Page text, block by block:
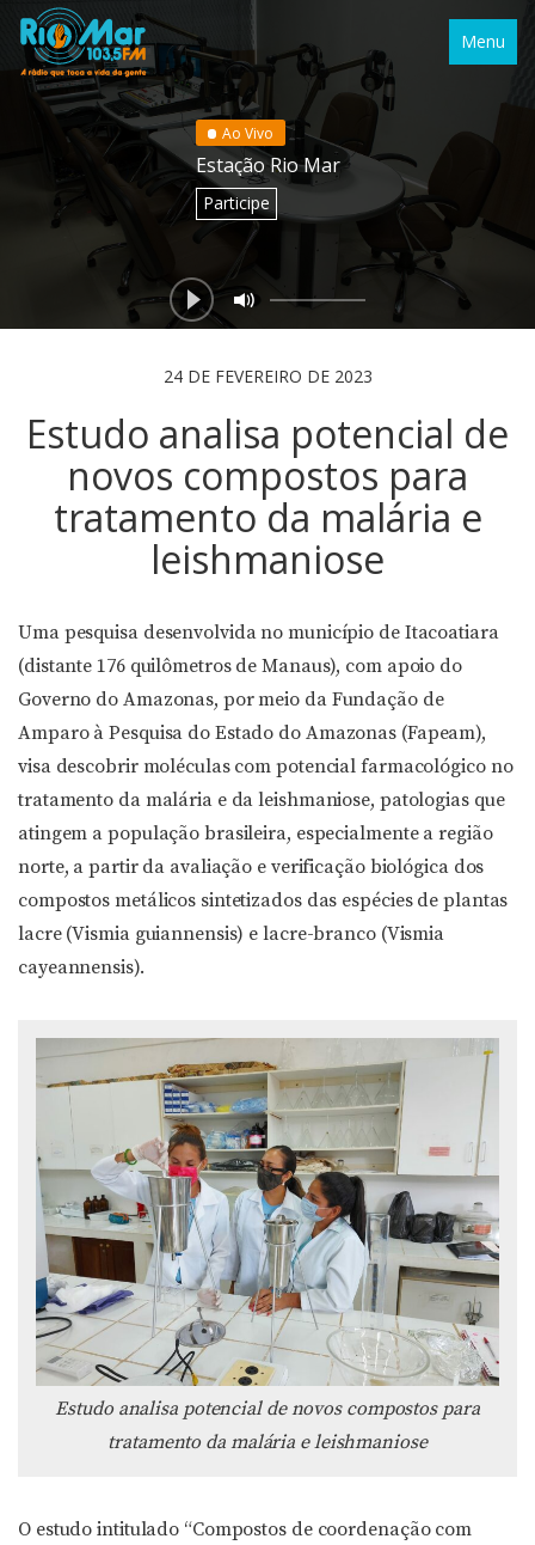
Menu
Ao Vivo
Estação Rio Mar
Participe
24 DE FEVEREIRO DE 2023
Estudo analisa potencial de
novos compostos para
tratamento da malária e
leishmaniose
Uma pesquisa desenvolvida no município de Itacoatiara
(distante 176 quilômetros de Manaus), com apoio do
Governo do Amazonas, por meio da Fundação de
Amparo à Pesquisa do Estado do Amazonas (Fapeam),
visa descobrir moléculas com potencial farmacológico no
tratamento da malária e da leishmaniose, patologias que
atingem a população brasileira, especialmente a região
norte, a partir da avaliação e verificação biológica dos
compostos metálicos sintetizados das espécies de plantas
lacre (Vismia guiannensis) e lacre-branco (Vismia
cayeannensis).
Estudo analisa potencial de novos compostos para
tratamento da malária e leishmaniose
O estudo intitulado “Compostos de coordenação com